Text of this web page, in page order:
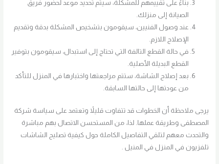
بناءً على تقييمهم للمشكلة، سيتم تحديد موعد لحضور فريق
الصيانة إلى منزلك.
عند وصول الفنيين، سيقومون بتشخيص المشكلة بدقة وتقديم
الإصلاح اللازم.
في حالة القطع التالفة التي تحتاج إلى استبدال، سيقومون بتوفير
القطع البديلة الأصلية.
بعد إصلاح الشاشة، ستتم مراجعتها واختبارها في المنزل للتأكد
من عودتها إلى حالتها السابقة.
يرجى ملاحظة أن الخطوات قد تتفاوت قليلاً وتعتمد على سياسة شركة
المصطفى وطريقة عملها. لذا، من المستحسن الاتصال بهم مباشرة
والتحدث معهم لتلقي التفاصيل الكاملة حول كيفية تصليح الشاشات
تلفزيون في المنزل في المنيل .